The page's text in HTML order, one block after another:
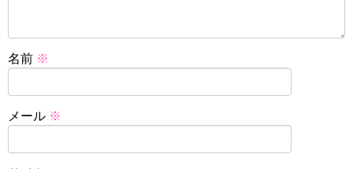
名前 ※
メール ※